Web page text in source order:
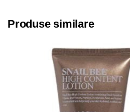
Produse similare